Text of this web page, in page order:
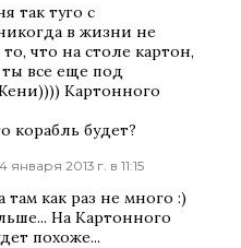
так туго с
в жизни не
что на столе картон,
все еще под
Картонного
корабль будет?
января 2013 г. в 11:15
там как раз не много :)
На Картонного
похоже...